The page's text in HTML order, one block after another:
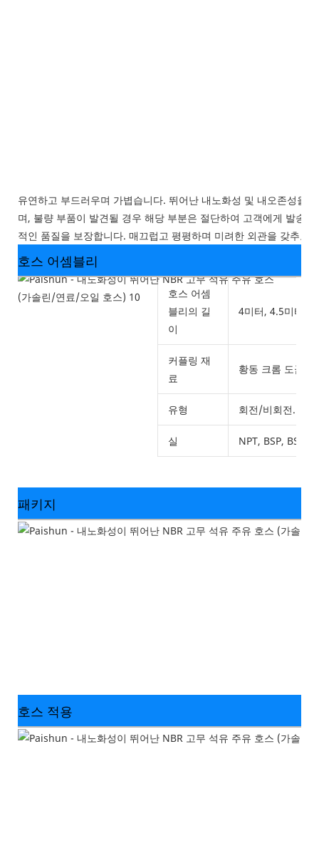
유연하고 부드러우며 가볍습니다. 뛰어난 내노화성 및 내오존성을
며, 불량 부품이 발견될 경우 해당 부분은 절단하여 고객에게 발송
적인 품질을 보장합니다. 매끄럽고 평평하며 미려한 외관을 갖추고
호스 어셈블리
호스 어셈
블리의 길
이
4미터, 4.5미터,
커플링 재
료
황동 크롬 도금
유형 회전/비회전.
실 NPT, BSP, BSPT.
패키지
호스 적용